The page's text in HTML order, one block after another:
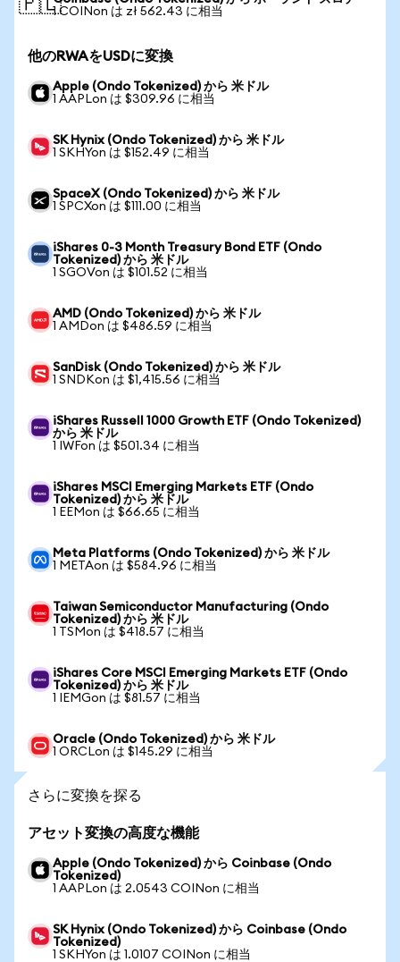
🇵🇱1 COINon は zł 562.43 に相当
他のRWAをUSDに変換
Apple (Ondo Tokenized) から 米ドル
1 AAPLon は $309.96 に相当
SK Hynix (Ondo Tokenized) から 米ドル
1 SKHYon は $152.49 に相当
SpaceX (Ondo Tokenized) から 米ドル
1 SPCXon は $111.00 に相当
iShares 0-3 Month Treasury Bond ETF (Ondo
Tokenized) から 米ドル
1 SGOVon は $101.52 に相当
AMD (Ondo Tokenized) から 米ドル
1 AMDon は $486.59 に相当
SanDisk (Ondo Tokenized) から 米ドル
1 SNDKon は $1,415.56 に相当
iShares Russell 1000 Growth ETF (Ondo Tokenized)
から 米ドル
1 IWFon は $501.34 に相当
iShares MSCI Emerging Markets ETF (Ondo
Tokenized) から 米ドル
1 EEMon は $66.65 に相当
Meta Platforms (Ondo Tokenized) から 米ドル
1 METAon は $584.96 に相当
Taiwan Semiconductor Manufacturing (Ondo
Tokenized) から 米ドル
1 TSMon は $418.57 に相当
iShares Core MSCI Emerging Markets ETF (Ondo
Tokenized) から 米ドル
1 IEMGon は $81.57 に相当
Oracle (Ondo Tokenized) から 米ドル
1 ORCLon は $145.29 に相当
さらに変換を探る
アセット変換の高度な機能
Apple (Ondo Tokenized) から Coinbase (Ondo
Tokenized)
1 AAPLon は 2.0543 COINon に相当
SK Hynix (Ondo Tokenized) から Coinbase (Ondo
Tokenized)
1 SKHYon は 1.0107 COINon に相当